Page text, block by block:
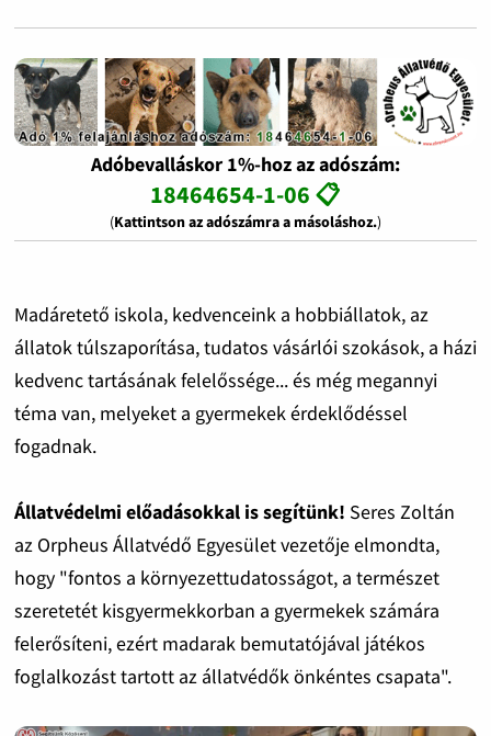
Adóbevalláskor 1%-hoz az adószám:
18464654-1-06 📋
(Kattintson az adószámra a másoláshoz.)
Madáretető iskola, kedvenceink a hobbiállatok, az
állatok túlszaporítása, tudatos vásárlói szokások, a házi
kedvenc tartásának felelőssége... és még megannyi
téma van, melyeket a gyermekek érdeklődéssel
fogadnak.
Állatvédelmi előadásokkal is segítünk! Seres Zoltán
az Orpheus Állatvédő Egyesület vezetője elmondta,
hogy "fontos a környezettudatosságot, a természet
szeretetét kisgyermekkorban a gyermekek számára
felerősíteni, ezért madarak bemutatójával játékos
foglalkozást tartott az állatvédők önkéntes csapata".